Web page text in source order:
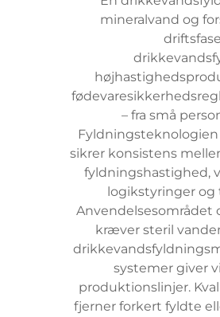
mineralvand og
– fra små
sikrer konsistens
fyldningshastighed,
logikstyringer og
Anvendelsesområdet
kræver steril
systemer giver
produktionslinjer.
fjerner forkert fyldte